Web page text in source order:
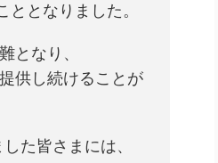
となりました。
となり、
供し続けることが
た皆さまには、